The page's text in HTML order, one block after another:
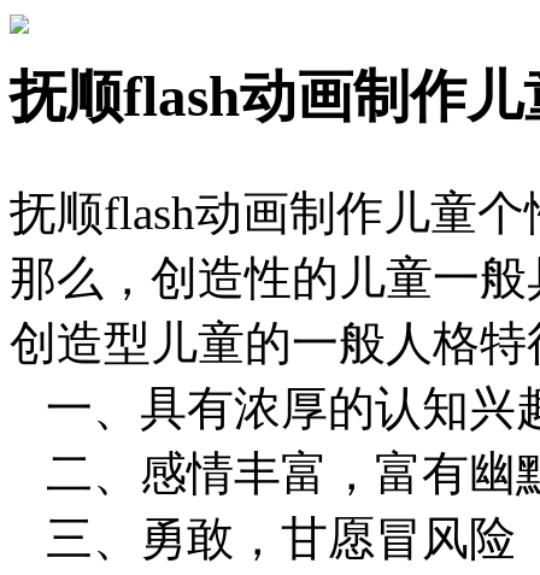
抚顺flash动画制作
抚顺flash动画制作儿童
那么，创造性的儿童一
创造型儿童的一般人格
一、具有浓厚的认知兴
二、感情丰富，富有幽
三、勇敢，甘愿冒风险